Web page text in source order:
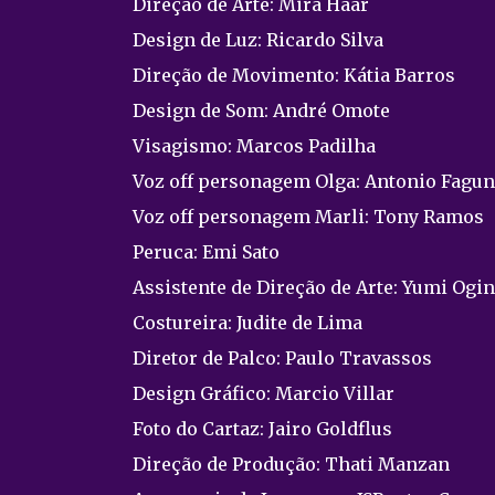
Design de Luz: Ricardo Silva
Direção de Movimento: Kátia Barros
Design de Som: André Omote
Visagismo: Marcos Padilha
Voz off personagem Olga: Antonio
Voz off personagem Marli: Tony Ramos
Peruca: Emi Sato
Assistente de Direção de Arte: Yumi
Costureira: Judite de Lima
Diretor de Palco: Paulo Travassos
Design Gráfico: Marcio Villar
Foto do Cartaz: Jairo Goldflus
Direção de Produção: Thati Manzan